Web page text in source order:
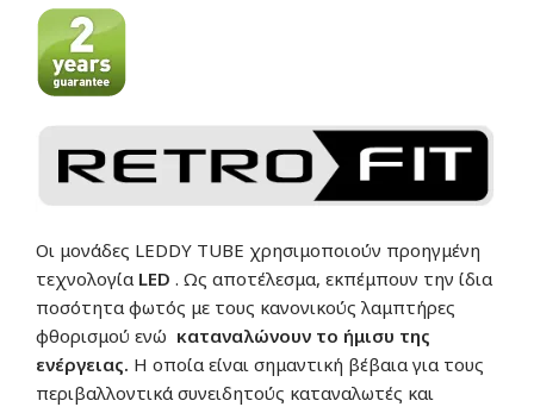
Οι μονάδες LEDDY TUBE χρησιμοποιούν προηγμένη
τεχνολογία LED . Ως αποτέλεσμα, εκπέμπουν την ίδια
ποσότητα φωτός με τους κανονικούς λαμπτήρες
φθορισμού ενώ καταναλώνουν το ήμισυ της
ενέργειας. Η οποία είναι σημαντική βέβαια για τους
περιβαλλοντικά συνειδητούς καταναλωτές και